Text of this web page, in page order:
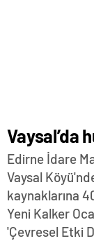
Vaysal’da
Edirne İdare
Vaysal
kaynaklarına
Yeni Kalker
'Çevresel Etki